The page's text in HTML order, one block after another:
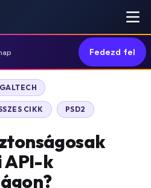
Fedezd fel
CIKK PSD2
API-k